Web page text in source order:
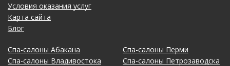
Условия оказания услуг
Карта сайта
Блог
Спа-салоны Абакана
Спа-салоны Владивостока
Спа-салоны Перми
Спа-салоны Петрозаводска